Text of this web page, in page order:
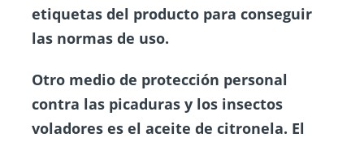
etiquetas del producto para conseguir
las normas de uso.
Otro medio de protección personal
contra las picaduras y los insectos
voladores es el aceite de citronela. El